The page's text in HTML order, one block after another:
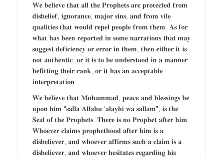
𝐖𝐞 𝐛𝐞𝐥𝐢𝐞𝐯𝐞 𝐭𝐡𝐚𝐭 𝐚𝐥𝐥 𝐭𝐡𝐞 𝐏𝐫𝐨𝐩𝐡𝐞𝐭𝐬 𝐚𝐫𝐞 𝐩𝐫𝐨𝐭𝐞𝐜𝐭𝐞𝐝 𝐟𝐫𝐨𝐦
𝐝𝐢𝐬𝐛𝐞𝐥𝐢𝐞𝐟, 𝐢𝐠𝐧𝐨𝐫𝐚𝐧𝐜𝐞, 𝐦𝐚𝐣𝐨𝐫 𝐬𝐢𝐧𝐬, 𝐚𝐧𝐝 𝐟𝐫𝐨𝐦 𝐯𝐢𝐥𝐞
𝐪𝐮𝐚𝐥𝐢𝐭𝐢𝐞𝐬 𝐭𝐡𝐚𝐭 𝐰𝐨𝐮𝐥𝐝 𝐫𝐞𝐩𝐞𝐥 𝐩𝐞𝐨𝐩𝐥𝐞 𝐟𝐫𝐨𝐦 𝐭𝐡𝐞𝐦. 𝐀𝐬 𝐟𝐨𝐫
𝐰𝐡𝐚𝐭 𝐡𝐚𝐬 𝐛𝐞𝐞𝐧 𝐫𝐞𝐩𝐨𝐫𝐭𝐞𝐝 𝐢𝐧 𝐬𝐨𝐦𝐞 𝐧𝐚𝐫𝐫𝐚𝐭𝐢𝐨𝐧𝐬 𝐭𝐡𝐚𝐭 𝐦𝐚𝐲
𝐬𝐮𝐠𝐠𝐞𝐬𝐭 𝐝𝐞𝐟𝐢𝐜𝐢𝐞𝐧𝐜𝐲 𝐨𝐫 𝐞𝐫𝐫𝐨𝐫 𝐢𝐧 𝐭𝐡𝐞𝐦, 𝐭𝐡𝐞𝐧 𝐞𝐢𝐭𝐡𝐞𝐫 𝐢𝐭 𝐢𝐬
𝐧𝐨𝐭 𝐚𝐮𝐭𝐡𝐞𝐧𝐭𝐢𝐜, 𝐨𝐫 𝐢𝐭 𝐢𝐬 𝐭𝐨 𝐛𝐞 𝐮𝐧𝐝𝐞𝐫𝐬𝐭𝐨𝐨𝐝 𝐢𝐧 𝐚 𝐦𝐚𝐧𝐧𝐞𝐫
𝐛𝐞𝐟𝐢𝐭𝐭𝐢𝐧𝐠 𝐭𝐡𝐞𝐢𝐫 𝐫𝐚𝐧𝐤, 𝐨𝐫 𝐢𝐭 𝐡𝐚𝐬 𝐚𝐧 𝐚𝐜𝐜𝐞𝐩𝐭𝐚𝐛𝐥𝐞
𝐢𝐧𝐭𝐞𝐫𝐩𝐫𝐞𝐭𝐚𝐭𝐢𝐨𝐧.
𝐖𝐞 𝐛𝐞𝐥𝐢𝐞𝐯𝐞 𝐭𝐡𝐚𝐭 𝐌𝐮𝐡𝐚𝐦𝐦𝐚𝐝, 𝐩𝐞𝐚𝐜𝐞 𝐚𝐧𝐝 𝐛𝐥𝐞𝐬𝐬𝐢𝐧𝐠𝐬 𝐛𝐞
𝐮𝐩𝐨𝐧 𝐡𝐢𝐦 “𝐬𝐚𝐥𝐥𝐚 𝐀𝐥𝐥𝐚𝐡𝐮 ‘𝐚𝐥𝐚𝐲𝐡𝐢 𝐰𝐚 𝐬𝐚𝐥𝐥𝐚𝐦”, 𝐢𝐬 𝐭𝐡𝐞
𝐒𝐞𝐚𝐥 𝐨𝐟 𝐭𝐡𝐞 𝐏𝐫𝐨𝐩𝐡𝐞𝐭𝐬. 𝐓𝐡𝐞𝐫𝐞 𝐢𝐬 𝐧𝐨 𝐏𝐫𝐨𝐩𝐡𝐞𝐭 𝐚𝐟𝐭𝐞𝐫 𝐡𝐢𝐦.
𝐖𝐡𝐨𝐞𝐯𝐞𝐫 𝐜𝐥𝐚𝐢𝐦𝐬 𝐩𝐫𝐨𝐩𝐡𝐞𝐭𝐡𝐨𝐨𝐝 𝐚𝐟𝐭𝐞𝐫 𝐡𝐢𝐦 𝐢𝐬 𝐚
𝐝𝐢𝐬𝐛𝐞𝐥𝐢𝐞𝐯𝐞𝐫, 𝐚𝐧𝐝 𝐰𝐡𝐨𝐞𝐯𝐞𝐫 𝐚𝐟𝐟𝐢𝐫𝐦𝐬 𝐬𝐮𝐜𝐡 𝐚 𝐜𝐥𝐚𝐢𝐦 𝐢𝐬 𝐚
𝐝𝐢𝐬𝐛𝐞𝐥𝐢𝐞𝐯𝐞𝐫, 𝐚𝐧𝐝 𝐰𝐡𝐨𝐞𝐯𝐞𝐫 𝐡𝐞𝐬𝐢𝐭𝐚𝐭𝐞𝐬 𝐫𝐞𝐠𝐚𝐫𝐝𝐢𝐧𝐠 𝐡𝐢𝐬